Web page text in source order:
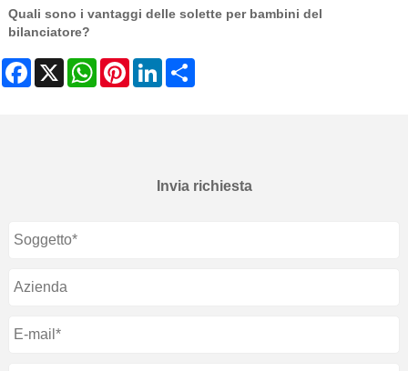
Quali sono i vantaggi delle solette per bambini del
bilanciatore?
Facebook
X WhatsAppPinterestLinkedIn
Invia richiesta